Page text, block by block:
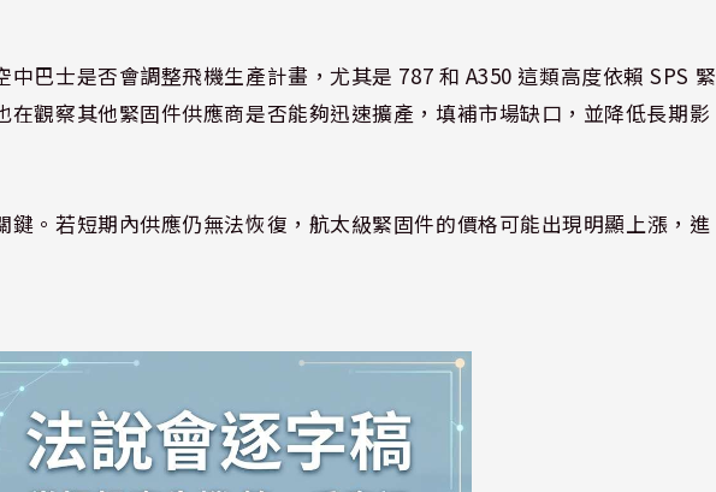
巴士是否會調整飛機生產計畫，尤其是 787 和 A350 這類高度依賴 SPS 緊
在觀察其他緊固件供應商是否能夠迅速擴產，填補市場缺口，並降低長期影
鍵。若短期內供應仍無法恢復，航太級緊固件的價格可能出現明顯上漲，進